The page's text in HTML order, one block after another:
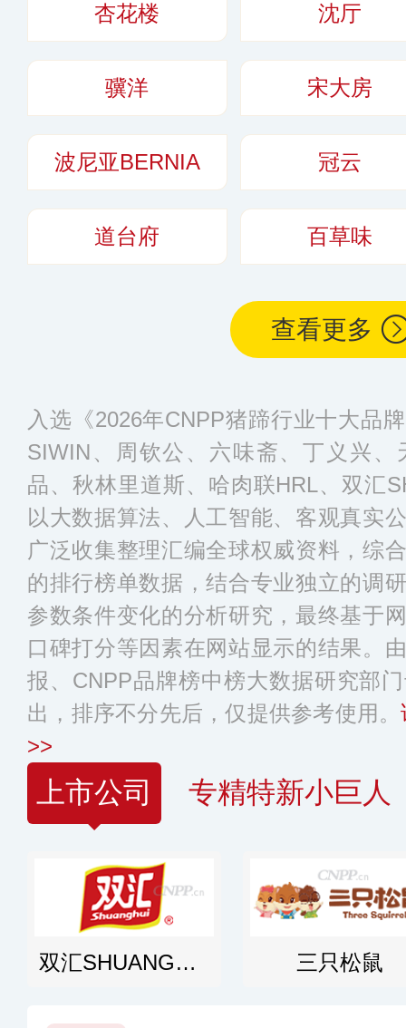
销售网点遍布全
杏花楼 沈厅
骥洋 宋大房
波尼亚BERNIA 冠云
道台府 百草味
查看更多
入选《2026年CNPP猪蹄行业十大品
SIWIN、周钦公、六味斋、丁义兴
品、秋林里道斯、哈肉联HRL、双汇
以大数据算法、人工智能、客观真实
广泛收集整理汇编全球权威资料，综
的排行榜单数据，结合专业独立的调
参数条件变化的分析研究，最终基于
口碑打分等因素在网站显示的结果。
报、CNPP品牌榜中榜大数据研究部
出，排序不分先后，仅提供参考使用。
>>
上市公司 专精特新小巨人
双汇SHUANGHUI 三只松鼠